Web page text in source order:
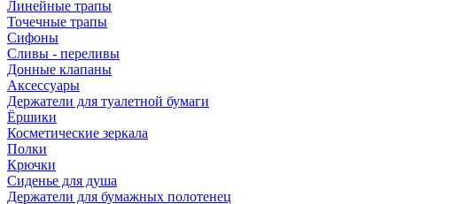
Линейные трапы
Точечные трапы
Сифоны
Сливы - переливы
Донные клапаны
Аксессуары
Держатели для туалетной бумаги
Ёршики
Косметические зеркала
Полки
Крючки
Сиденье для душа
Держатели для бумажных полотенец